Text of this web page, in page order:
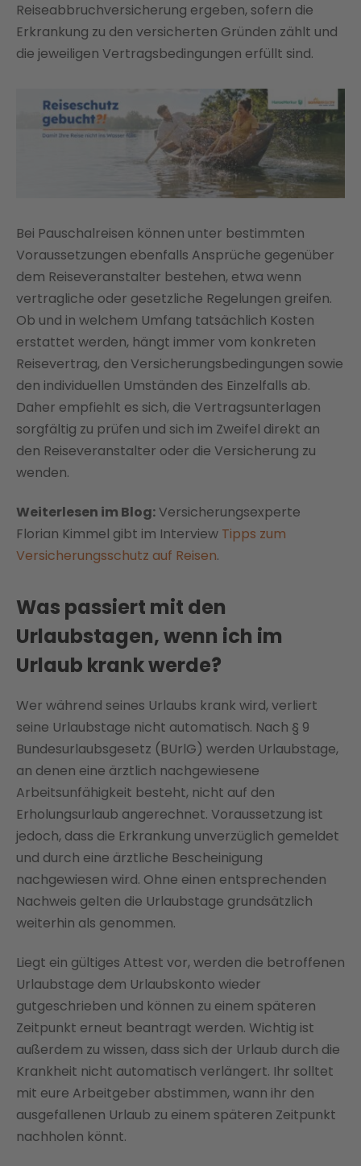
Reiseabbruchversicherung ergeben, sofern die
Erkrankung zu den versicherten Gründen zählt und
die jeweiligen Vertragsbedingungen erfüllt sind.
Bei Pauschalreisen können unter bestimmten
Voraussetzungen ebenfalls Ansprüche gegenüber
dem Reiseveranstalter bestehen, etwa wenn
vertragliche oder gesetzliche Regelungen greifen.
Ob und in welchem Umfang tatsächlich Kosten
erstattet werden, hängt immer vom konkreten
Reisevertrag, den Versicherungsbedingungen sowie
den individuellen Umständen des Einzelfalls ab.
Daher empfiehlt es sich, die Vertragsunterlagen
sorgfältig zu prüfen und sich im Zweifel direkt an
den Reiseveranstalter oder die Versicherung zu
wenden.
Weiterlesen im Blog:Versicherungsexperte
Florian Kimmel gibt im Interview Tipps zum
Versicherungsschutz auf Reisen.
Was passiert mit den
Urlaubstagen, wenn ich im
Urlaub krank werde?
Wer während seines Urlaubs krank wird, verliert
seine Urlaubstage nicht automatisch. Nach § 9
Bundesurlaubsgesetz (BUrlG) werden Urlaubstage,
an denen eine ärztlich nachgewiesene
Arbeitsunfähigkeit besteht, nicht auf den
Erholungsurlaub angerechnet. Voraussetzung ist
jedoch, dass die Erkrankung unverzüglich gemeldet
und durch eine ärztliche Bescheinigung
nachgewiesen wird. Ohne einen entsprechenden
Nachweis gelten die Urlaubstage grundsätzlich
weiterhin als genommen.
Liegt ein gültiges Attest vor, werden die betroffenen
Urlaubstage dem Urlaubskonto wieder
gutgeschrieben und können zu einem späteren
Zeitpunkt erneut beantragt werden. Wichtig ist
außerdem zu wissen, dass sich der Urlaub durch die
Krankheit nicht automatisch verlängert. Ihr solltet
mit eure Arbeitgeber abstimmen, wann ihr den
ausgefallenen Urlaub zu einem späteren Zeitpunkt
nachholen könnt.